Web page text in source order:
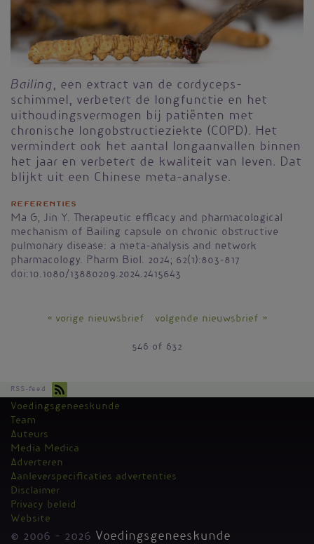
Bailing, een extract van de cordyceps-
schimmel, verbetert de longfunctie en het
uithoudingsvermogen bij patiënten met
chronische longobstructieziekte (COPD). Het
vermindert ook het aantal longaanvallen binnen
het jaar en verbetert de kwaliteit van leven. Dat
blijkt uit een Chinese meta-analyse.
Referenties
Ma G, Jin Y. Therapeutic efficacy and pharmacological
mechanism of Bailing capsule on chronic obstructive
pulmonary disease: a meta-analysis and network
pharmacology. Pharm Biol. 2024; 62(1):803-817
doi:10.1080/13880209.2024.2415643
« vorige nieuwsbrief volgende nieuwsbrief »
546 of 632
RSS-feed
Kantoormenu
Voedingsgeneeskunde
Team
Auteurs
Media Medica
Adverteren
Aanleverspecificaties advertenties
Disclaimer
Privacy beleid
Website
© 2006 - 2026 Voedingsgeneeskunde